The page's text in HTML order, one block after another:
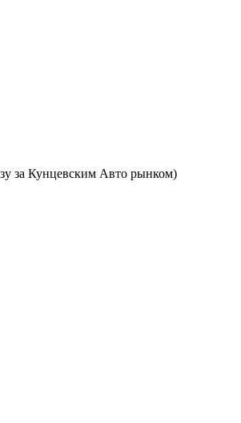
за Кунцевским Авто рынком)